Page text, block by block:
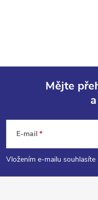
p
a
Mějte
E-mail
Vložením e-mailu souhlasíte